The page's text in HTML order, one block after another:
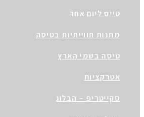
טייס ליום אחד
מתנות חווייתיות בטיסה
טיסה בשמי הארץ
אטרקציות
סקייטריפ – הבלוג